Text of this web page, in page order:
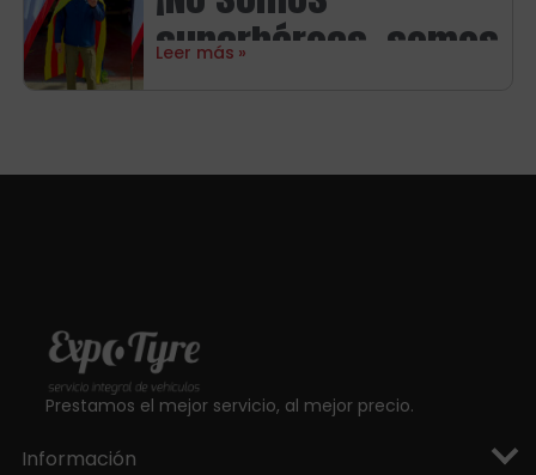
Michelin
superhéroes, somos
Leer más
Prestamos el mejor servicio, al mejor precio.
Información